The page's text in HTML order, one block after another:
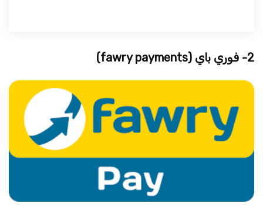
2- فوري باي (fawry payments)